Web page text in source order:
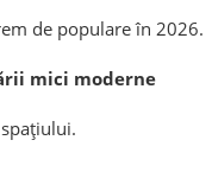
de populare în 2026.
mici moderne